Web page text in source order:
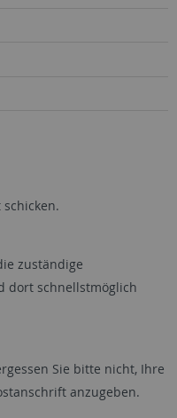
zuständige
dort schnellstmöglich
Sie bitte nicht, Ihre
anzugeben.